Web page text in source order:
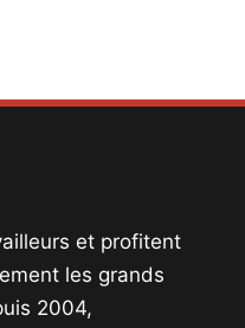
et profitent
les grands
2004,